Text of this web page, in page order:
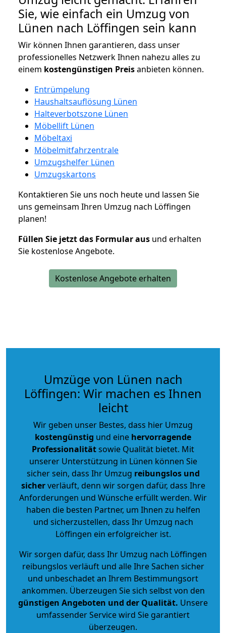
Sie, wie einfach ein Umzug von
Lünen nach Löffingen sein kann
Wir können Ihnen garantieren, dass unser
professionelles Netzwerk Ihnen nahezu alles zu
einem kostengünstigen Preisanbieten können.
Entrümpelung
Haushaltsauflösung Lünen
Halteverbotszone Lünen
Möbellift Lünen
Möbeltaxi
Möbelmitfahrzentrale
Umzugshelfer Lünen
Umzugskartons
Kontaktieren Sie uns noch heute und lassen Sie
uns gemeinsam Ihren Umzug nach Löffingen
planen!
Füllen Sie jetzt das Formular aus und erhalten
Sie kostenlose Angebote.
Kostenlose Angebote erhalten
Umzüge von Lünen nach
Löffingen: Wir machen es Ihnen
leicht
Wir geben unser Bestes, dass hier Umzug
kostengünstig und eine hervorragende
Professionalitätsowie Qualität bietet. Mit
unserer Unterstützung in Lünen können Sie
sicher sein, dass Ihr Umzug reibungslos und
sicherverläuft, denn wir sorgen dafür, dass Ihre
Anforderungen und Wünsche erfüllt werden. Wir
haben die besten Partner, um Ihnen zu helfen
und sicherzustellen, dass Ihr Umzug nach
Löffingen ein erfolgreicher ist.
Wir sorgen dafür, dass Ihr Umzug nach Löffingen
reibungslos verläuft und alle Ihre Sachen sicher
und unbeschadet an Ihrem Bestimmungsort
ankommen. Überzeugen Sie sich selbst von den
günstigen Angeboten und der Qualität. Unsere
umfassender Service wird Sie garantiert
überzeugen.